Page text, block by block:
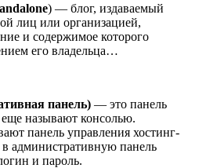
) — блог, издаваемый
лиц или организацией,
и содержимое которого
его владельца…
панель) — это панель
называют консолью.
панель управления хостинг-
административную панель
и пароль.